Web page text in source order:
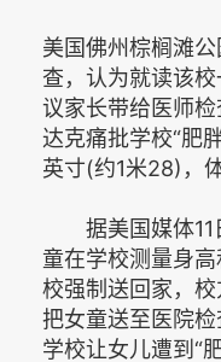
美国佛州棕榈滩
查，认为就读该
议家长带给医师
达克痛批学校“肥
英寸(约1米28)，
据美国媒体11
童在学校测量身
校强制送回家，
把女童送至医院
学校让女儿遭到“